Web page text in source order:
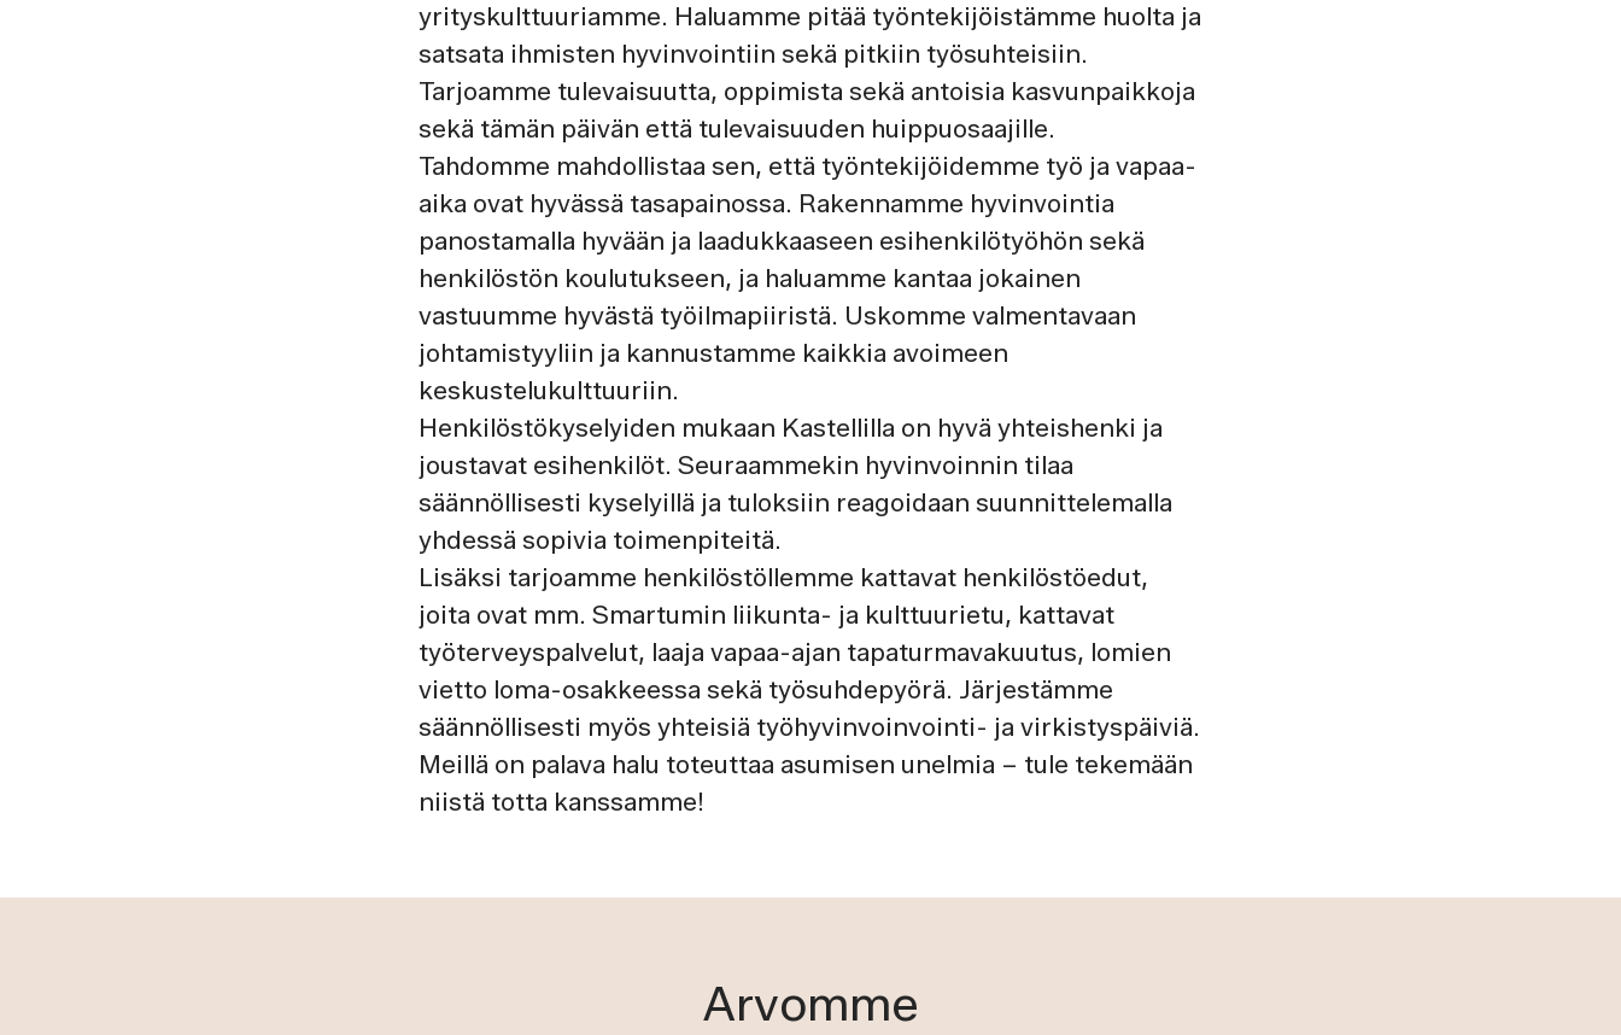
yrityskulttuuriamme. Haluamme pitää työntekijöistämme huolta ja
satsata ihmisten hyvinvointiin sekä pitkiin työsuhteisiin.
Tarjoamme tulevaisuutta, oppimista sekä antoisia kasvunpaikkoja
sekä tämän päivän että tulevaisuuden huippuosaajille.
Tahdomme mahdollistaa sen, että työntekijöidemme työ ja vapaa-
aika ovat hyvässä tasapainossa. Rakennamme hyvinvointia
panostamalla hyvään ja laadukkaaseen esihenkilötyöhön sekä
henkilöstön koulutukseen, ja haluamme kantaa jokainen
vastuumme hyvästä työilmapiiristä. Uskomme valmentavaan
johtamistyyliin ja kannustamme kaikkia avoimeen
keskustelukulttuuriin.
Henkilöstökyselyiden mukaan Kastellilla on hyvä yhteishenki ja
joustavat esihenkilöt. Seuraammekin hyvinvoinnin tilaa
säännöllisesti kyselyillä ja tuloksiin reagoidaan suunnittelemalla
yhdessä sopivia toimenpiteitä.
Lisäksi tarjoamme henkilöstöllemme kattavat henkilöstöedut,
joita ovat mm. Smartumin liikunta- ja kulttuurietu, kattavat
työterveyspalvelut, laaja vapaa-ajan tapaturmavakuutus, lomien
vietto loma-osakkeessa sekä työsuhdepyörä. Järjestämme
säännöllisesti myös yhteisiä työhyvinvoinvointi- ja virkistyspäiviä.
Meillä on palava halu toteuttaa asumisen unelmia – tule tekemään
niistä totta kanssamme!
Arvomme